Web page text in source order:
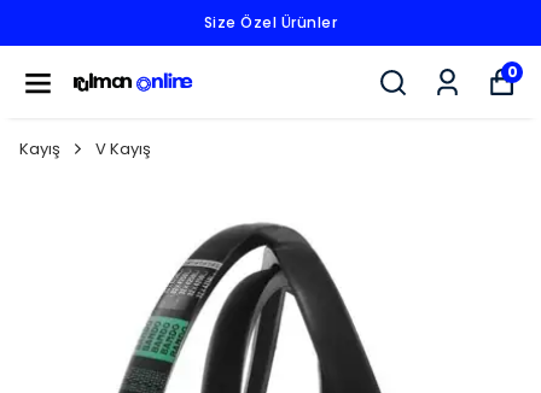
Fiyatlarımız KDV Hariçtir.
0
Kayış V Kayış